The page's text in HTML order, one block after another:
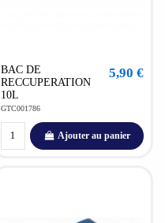
BAC DE
RECCUPERATION
10L
GTC001786
5,90 €
Ajouter au panier